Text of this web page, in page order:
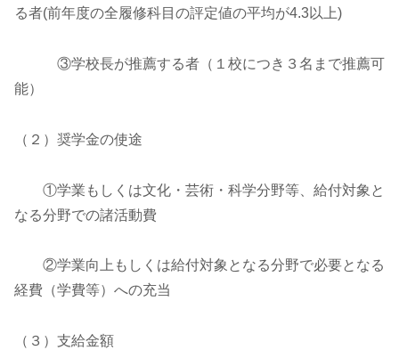
る者(前年度の全履修科目の評定値の平均が4.3以上)
③学校長が推薦する者（１校につき３名まで推薦可
能）
（２）奨学金の使途
①学業もしくは文化・芸術・科学分野等、給付対象と
なる分野での諸活動費
②学業向上もしくは給付対象となる分野で必要となる
経費（学費等）への充当
（３）支給金額